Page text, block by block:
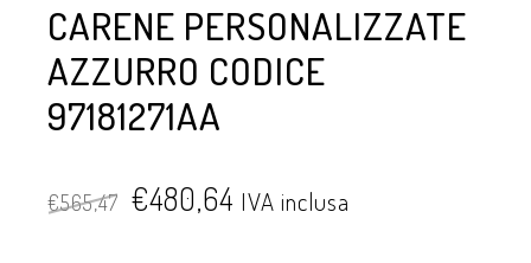
CARENE PERSONALIZZATE
AZZURRO CODICE
97181271AA
€565,47 €480,64 IVA inclusa